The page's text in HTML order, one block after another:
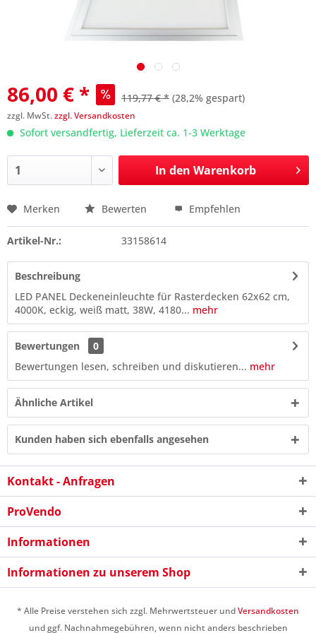
86,00 € * 119,77 € * (28,2% gespart)
zzgl. MwSt.zzgl. Versandkosten
Sofort versandfertig, Lieferzeit ca. 1-3 Werktage
In den Warenkorb
Preis anfragen
4 + 1 = ?
Merken Bewerten Empfehlen
Artikel-Nr.: 33158614
Beschreibung
LED PANEL Deckeneinleuchte für Rasterdecken 62x62 cm,
4000K, eckig, weiß matt, 38W, 4180... mehr
Bewertungen
0
Bewertungen lesen, schreiben und diskutieren... mehr
Ähnliche Artikel
Kunden haben sich ebenfalls angesehen
Kontakt - Anfragen
ProVendo
Informationen
Informationen zu unserem Shop
* Alle Preise verstehen sich zzgl. Mehrwertsteuer undVersandkosten
und ggf. Nachnahmegebühren, wenn nicht anders beschrieben